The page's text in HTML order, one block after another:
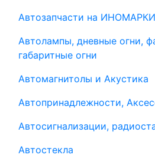
Автозапчасти на ИНОМАРКИ
Автолампы, дневные огни,
габаритные огни
Автомагнитолы и Акустика
Автопринадлежности,
Автосигнализации,
Автостекла